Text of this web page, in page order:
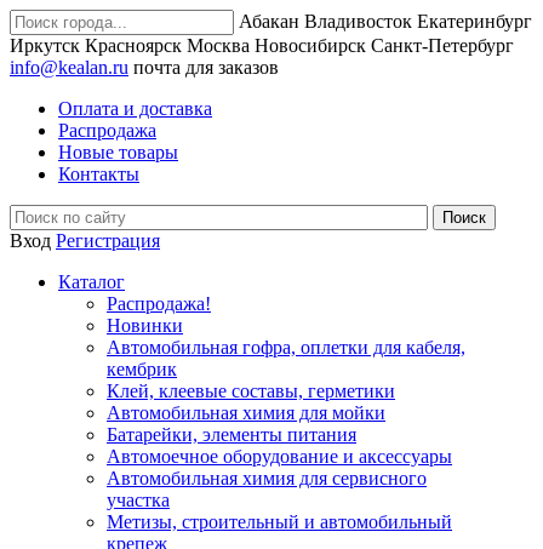
Абакан Владивосток Екатеринбург
Иркутск Красноярск Москва Новосибирск Санкт-Петербург
info@kealan.ru почта для заказов
Оплата и доставка
Распродажа
Новые товары
Контакты
Вход Регистрация
Каталог
Распродажа!
Новинки
Автомобильная гофра, оплетки для кабеля,
кембрик
Клей, клеевые составы, герметики
Автомобильная химия для мойки
Батарейки, элементы питания
Автомоечное оборудование и аксессуары
Автомобильная химия для сервисного
участка
Метизы, строительный и автомобильный
крепеж